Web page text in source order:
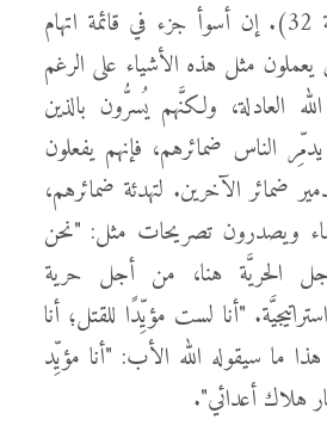
بِالَّذِينَ يَعْمَلُونَ" (الآية 32). إن أسوأ جزء في قائمة اتهام
مثل هذه الأشياء على الرغم
العادلة، ولكنَّهم يُسرُّون بالذين
الناس ضمائرهم، فإنهم يفعلون
ضمائر الآخرين. لتهدئة ضمائرهم،
ويصدرون تصريحات مثل: "نحن
الحريَّة هنا، من أجل حرية
"أنا لست مؤيِّدًا للقتل؛ أنا
ما سيقوله الله الأب: "أنا مؤيِّد
هلاك أعدائي".